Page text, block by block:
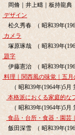
岡脩｜井上疇｜板持龍典
デザイン
松久秀春 （ 昭和39年
カメラ
塚原琢哉 （ 昭和39年
題字
伊藤憲治 （ 昭和39年
料理｜関西風の味覚｜五
（ 昭和39年(1964年)5月
本格派におくる家庭的な
（ 昭和39年(1964年)5月
食品・台所・食器・園芸
飯田深雪 （ 昭和39年